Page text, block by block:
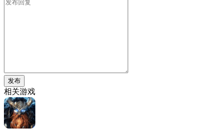
发布
相关游戏